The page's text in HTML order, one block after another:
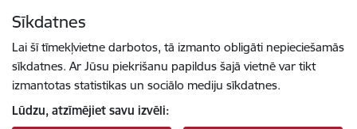
Sīkdatnes
Lai šī tīmekļvietne darbotos, tā izmanto obligāti nepieciešamās
sīkdatnes. Ar Jūsu piekrišanu papildus šajā vietnē var tikt
izmantotas statistikas un sociālo mediju sīkdatnes.
Lūdzu, atzīmējiet savu izvēli: